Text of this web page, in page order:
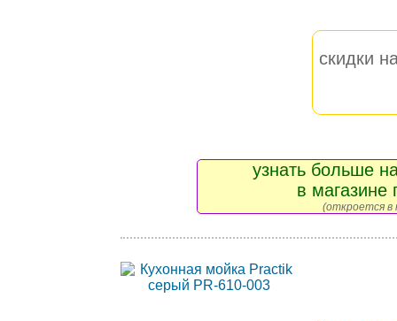
скидки
узнать больше
в магазине
(откроется в